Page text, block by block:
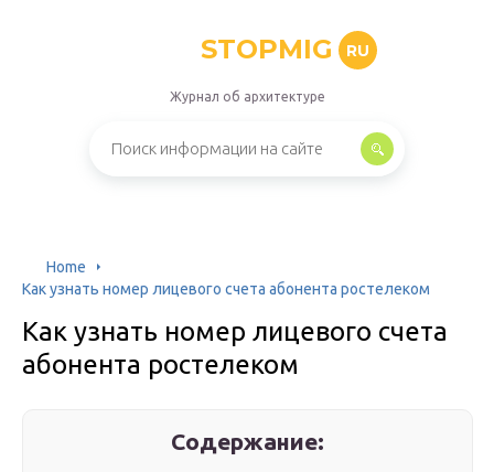
STOPMIG RU
Журнал об архитектуре
Home
Как узнать номер лицевого счета абонента ростелеком
Как узнать номер лицевого счета
абонента ростелеком
Содержание: